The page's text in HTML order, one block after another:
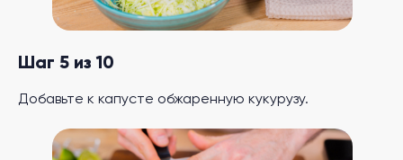
Шаг 5 из 10
Добавьте к капусте обжаренную кукурузу.